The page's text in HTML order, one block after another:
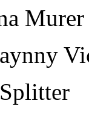
Murer